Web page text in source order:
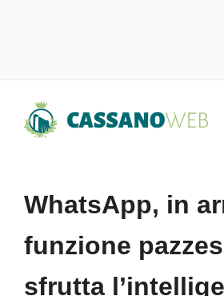
WhatsApp, in
funzione
sfrutta